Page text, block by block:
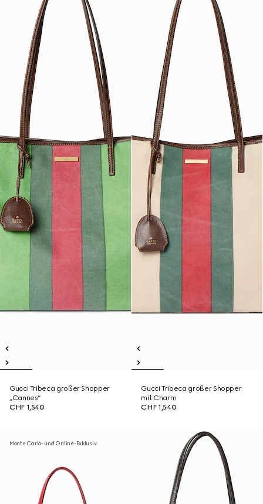
Gucci Tribeca großer Shopper
„Cannes“
CHF 1,540
Gucci Tribeca großer Shopper
mit Charm
CHF 1,540
Monte Carlo- und Online-Exklusiv